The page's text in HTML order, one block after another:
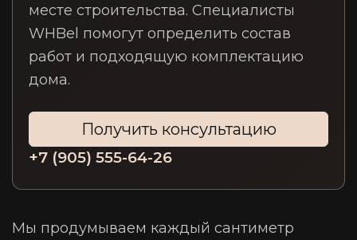
месте строительства. Специалисты
WHBel помогут определить состав
работ и подходящую комплектацию
дома.
Получить консультацию
+7 (905) 555-64-26
Мы продумываем каждый сантиметр